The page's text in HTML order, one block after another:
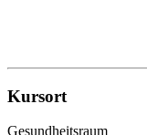
Kursort
Gesundheitsraum